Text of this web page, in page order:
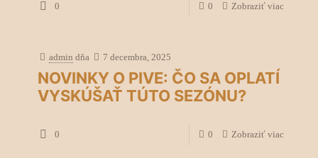
0 0 Zobraziť viac
admin dňa 7 decembra, 2025
NOVINKY O PIVE: ČO SA OPLATÍ
VYSKÚŠAŤ TÚTO SEZÓNU?
0 0 Zobraziť viac